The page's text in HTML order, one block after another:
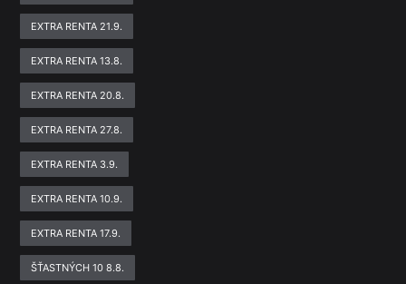
EXTRA RENTA 21.9.
EXTRA RENTA 13.8.
EXTRA RENTA 20.8.
EXTRA RENTA 27.8.
EXTRA RENTA 3.9.
EXTRA RENTA 10.9.
EXTRA RENTA 17.9.
ŠŤASTNÝCH 10 8.8.